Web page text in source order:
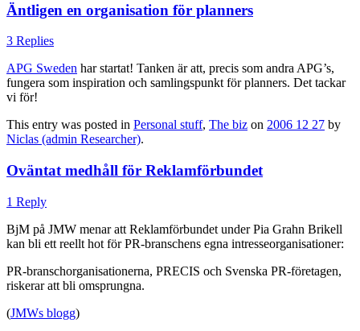
Äntligen en organisation för planners
3 Replies
APG Sweden har startat! Tanken är att, precis som andra APG’s,
fungera som inspiration och samlingspunkt för planners. Det tackar
vi för!
This entry was posted in Personal stuff, The biz on 2006 12 27 by
Niclas (admin Researcher).
Oväntat medhåll för Reklamförbundet
1 Reply
BjM på JMW menar att Reklamförbundet under Pia Grahn Brikell
kan bli ett reellt hot för PR-branschens egna intresseorganisationer:
PR-branschorganisationerna, PRECIS och Svenska PR-företagen,
riskerar att bli omsprungna.
(JMWs blogg)